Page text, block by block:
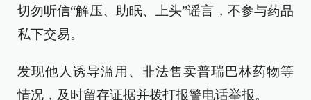
切勿听信“解压、助眠、上头”谣言，不参与药品
私下交易。
发现他人诱导滥用、非法售卖普瑞巴林药物等
情况，及时留存证据并拨打报警电话举报。